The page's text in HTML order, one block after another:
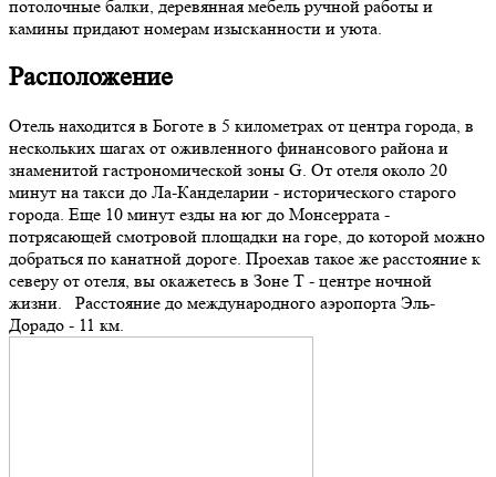
потолочные балки, деревянная мебель ручной работы и
камины придают номерам изысканности и уюта.
Расположение
Отель находится в Боготе в 5 километрах от центра города, в
нескольких шагах от оживленного финансового района и
знаменитой гастрономической зоны G. От отеля около 20
минут на такси до Ла-Канделарии - исторического старого
города. Еще 10 минут езды на юг до Монсеррата -
потрясающей смотровой площадки на горе, до которой можно
добраться по канатной дороге. Проехав такое же расстояние к
северу от отеля, вы окажетесь в Зоне Т - центре ночной
жизни. Расстояние до международного аэропорта Эль-
Дорадо - 11 км.